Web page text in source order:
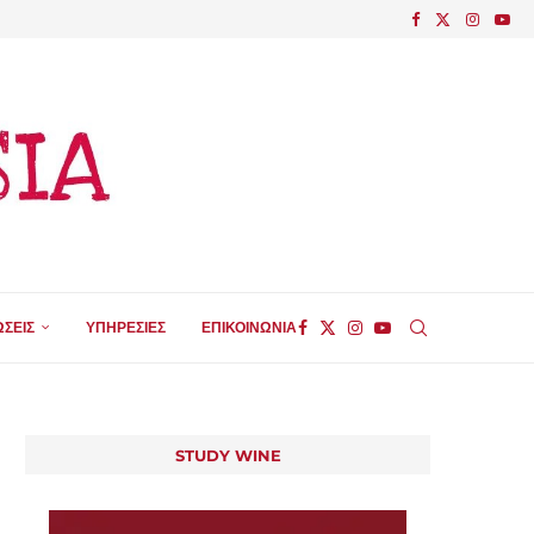
ΥΠΗΡΕΣΙΕΣ ΕΠΙΚΟΙΝΩΝΙΑ
STUDY WINE